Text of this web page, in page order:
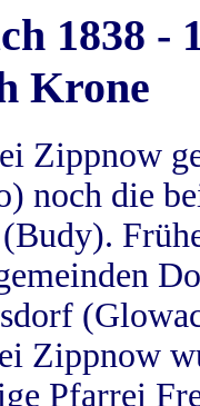
1838 -
Krone
Zippnow
noch die
(Budy).
Zippnow
Pfarrei